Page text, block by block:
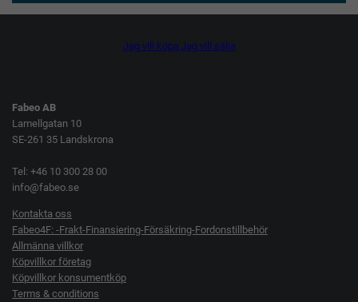
Jag vill köpa Jag vill sälja
Fabeo AB
Lamellgatan 10
SE-261 35 Landskrona
Tel: +46 10 300 28 00
info@fabeo.se
Kontakta oss
Fabeo4F: -Frakt-Finansiering-Försäkring-Fordonstillbehör
Allmänna villkor
Köpvillkor företag
Köpvillkor konsumentköp
Terms & conditions